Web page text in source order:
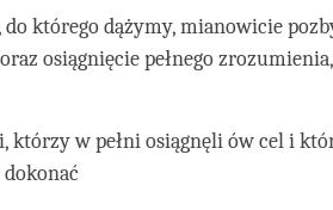
do którego dążymy, mianowicie
osiągnięcie pełnego
którzy w pełni osiągnęli ów cel i